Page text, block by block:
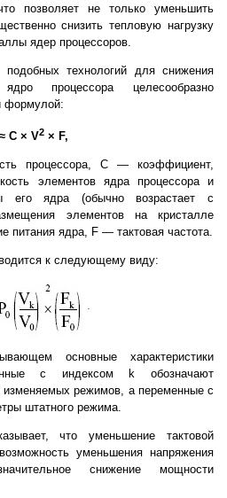
позволяет не только уменьшить
снизить тепловую нагрузку
ядер процессоров.
технологий для снижения
процессора целесообразно
формулой:
C × V2× F,
процессора, С — коэффициент,
элементов ядра процессора и
его ядра (обычно возрастает с
элементов на кристалле
ядра, F — тактовая частота.
к следующему виду:
основные характеристики
с индексом k обозначают
режимов, а переменные с
штатного режима.
что уменьшение тактовой
уменьшения напряжения
снижение мощности